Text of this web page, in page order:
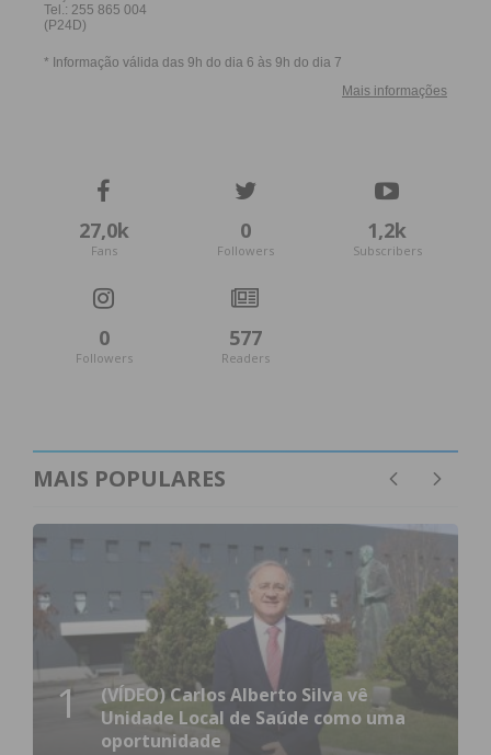
27,0k
Fans
0
Followers
1,2k
Subscribers
0
Followers
577
Readers
MAIS POPULARES
1
(VÍDEO) Carlos Alberto Silva vê
Unidade Local de Saúde como uma
oportunidade